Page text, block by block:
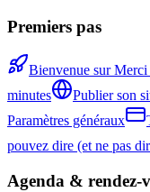
Premiers pas
Bienvenue sur Merci
minutes
Publier son
Paramètres généraux
pouvez dire (et ne pas
Agenda & rendez-